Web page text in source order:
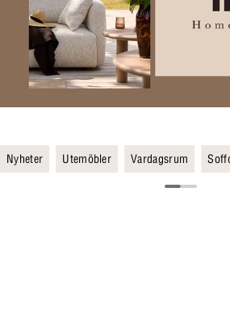
Nyheter Utemöbler Vardagsrum